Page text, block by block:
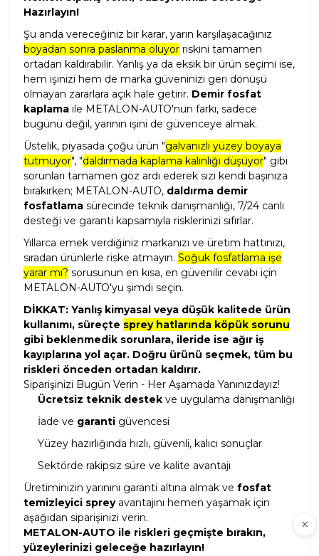
Hazırlayın!
Şu anda vereceğiniz bir karar, yarın karşılaşacağınız
boyadan sonra paslanma oluyor riskini tamamen
ortadan kaldırabilir. Yanlış ya da eksik bir ürün seçimi ise,
hem işinizi hem de marka güveninizi geri dönüşü
olmayan zararlara açık hale getirir. Demir fosfat
kaplama ile METALON-AUTO'nun farkı, sadece
bugünü değil, yarının işini de güvenceye almak.
Üstelik, piyasada çoğu ürün "galvanizli yüzey boyaya
tutmuyor", "daldırmada kaplama kalınlığı düşüyor" gibi
sorunları tamamen göz ardı ederek sizi kendi başınıza
bırakırken; METALON-AUTO, daldırma demir
fosfatlama sürecinde teknik danışmanlığı, 7/24 canlı
desteği ve garanti kapsamıyla risklerinizi sıfırlar.
Yıllarca emek verdiğiniz markanızı ve üretim hattınızı,
sıradan ürünlerle riske atmayın. Soğuk fosfatlama işe
yarar mı? sorusunun en kısa, en güvenilir cevabı için
METALON-AUTO'yu şimdi seçin.
DİKKAT: Yanlış kimyasal veya düşük kalitede ürün
kullanımı, süreçte sprey hatlarında köpük sorunu
gibi beklenmedik sorunlara, ileride ise ağır iş
kayıplarına yol açar. Doğru ürünü seçmek, tüm bu
riskleri önceden ortadan kaldırır.
Siparişinizi Bugün Verin - Her Aşamada Yanınızdayız!
Ücretsiz teknik destek ve uygulama danışmanlığı
İade ve garanti güvencesi
Yüzey hazırlığında hızlı, güvenli, kalıcı sonuçlar
Sektörde rakipsiz süre ve kalite avantajı
Üretiminizin yarınını garanti altına almak ve fosfat
temizleyici spreyavantajını hemen yaşamak için
aşağıdan siparişinizi verin.
METALON-AUTO ile riskleri geçmişte bırakın,
yüzeylerinizi geleceğe hazırlayın!